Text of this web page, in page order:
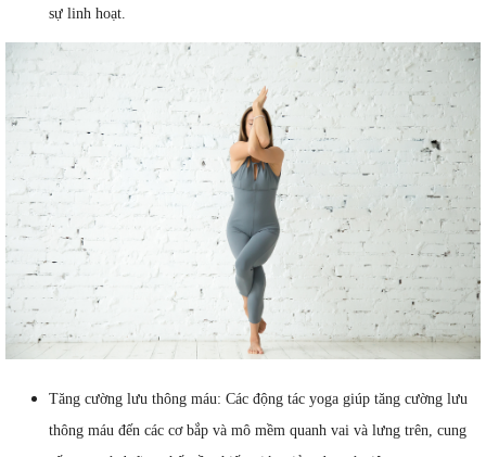
sự linh hoạt.
Tăng cường lưu thông máu: Các động tác yoga giúp tăng cường lưu
thông máu đến các cơ bắp và mô mềm quanh vai và lưng trên, cung